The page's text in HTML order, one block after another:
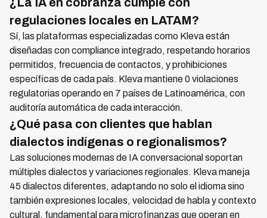
regulaciones locales en LATAM?
Sí, las plataformas especializadas como Kleva están
diseñadas con compliance integrado, respetando horarios
permitidos, frecuencia de contactos, y prohibiciones
específicas de cada país. Kleva mantiene 0 violaciones
regulatorias operando en 7 países de Latinoamérica, con
auditoría automática de cada interacción.
¿Qué pasa con clientes que hablan
dialectos indígenas o regionalismos?
Las soluciones modernas de IA conversacional soportan
múltiples dialectos y variaciones regionales. Kleva maneja
45 dialectos diferentes, adaptando no solo el idioma sino
también expresiones locales, velocidad de habla y contexto
cultural, fundamental para microfinanzas que operan en